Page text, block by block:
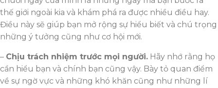
thế giới ngoài kia và khám phá ra được nhiều điều hay.
Điều này sẽ giúp bạn mở rộng sự hiểu biết và chú trọng
những ý tưởng cũng như cơ hội mới.
– Chịu trách nhiệm trước mọi người. Hãy nhớ rằng họ
cần hiểu bạn và chính bạn cũng vậy. Bày tỏ quan điểm
về sự ngờ vực và những khó khăn cũng như những lí